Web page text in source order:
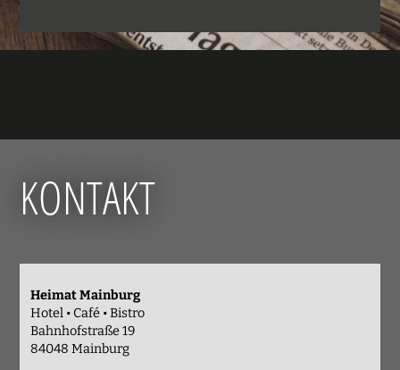
KONTAKT
Heimat Mainburg
Hotel • Café • Bistro
Bahnhofstraße 19
84048 Mainburg